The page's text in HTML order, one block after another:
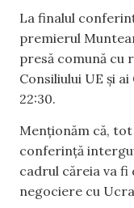
La finalul
premierul
presă comună cu
Consiliului UE și
22:30.
Menționăm că, tot
conferință
cadrul căreia va fi
negociere cu